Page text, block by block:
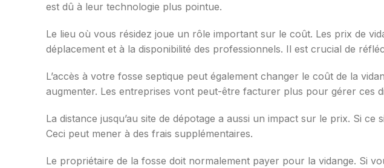
est dû à leur technologie plus pointue.
Le lieu où vous résidez joue un rôle important sur le coût. Les prix de
déplacement et à la disponibilité des professionnels. Il est crucial de
L’accès à votre fosse septique peut également changer le coût de la
augmenter. Les entreprises vont peut-être facturer plus pour gérer ces
La distance jusqu’au site de dépotage a aussi un impact sur le prix. Si
Ceci peut mener à des frais supplémentaires.
Le propriétaire de la fosse doit normalement payer pour la vidange. Si